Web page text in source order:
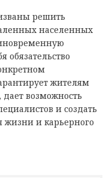
решить
населенных
обязательство
жителям
возможность
и создать
жизни и карьерного